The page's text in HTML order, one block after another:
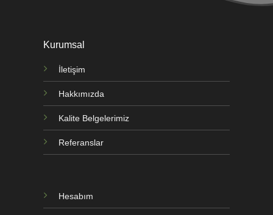
Kurumsal
İletişim
Hakkımızda
Kalite Belgelerimiz
Referanslar
Hesabım